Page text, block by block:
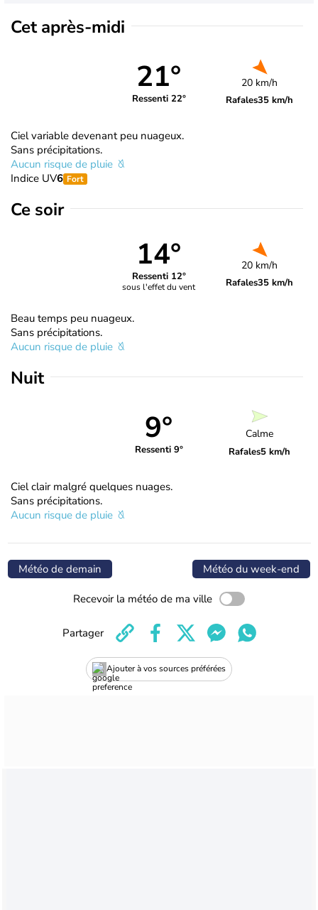
Cet après-midi
21°
Ressenti 22°
20 km/h
Rafales35 km/h
Ciel variable devenant peu nuageux.
Sans précipitations.
Aucun risque de pluie
Indice UV6 Fort
Ce soir
14°
Ressenti 12°
sous l'effet du vent
20 km/h
Rafales35 km/h
Beau temps peu nuageux.
Sans précipitations.
Aucun risque de pluie
Nuit
9°
Ressenti 9°
Calme
Rafales5 km/h
Ciel clair malgré quelques nuages.
Sans précipitations.
Aucun risque de pluie
Météo de demain Météo du week-end
Recevoir la météo de ma ville
Ajouter à vos sources préférées
Partager